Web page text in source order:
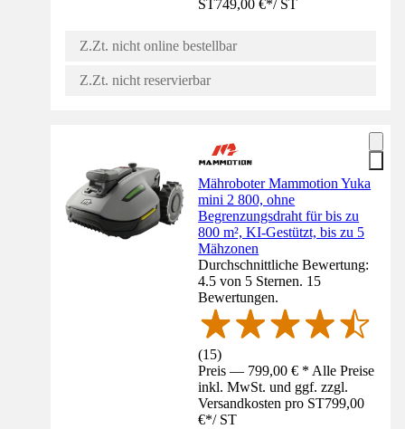
ST749,00 €*/ ST
Z.Zt. nicht online bestellbar
Z.Zt. nicht reservierbar
Mähroboter Mammotion Yuka
mini 2 800, ohne
Begrenzungsdraht für bis zu
800 m², KI-Gestützt, bis zu 5
Mähzonen
Durchschnittliche Bewertung:
4.5 von 5 Sternen. 15
Bewertungen.
(15)
Preis — 799,00 € * Alle Preise
inkl. MwSt. und ggf. zzgl.
Versandkosten pro ST799,00
€*/ ST